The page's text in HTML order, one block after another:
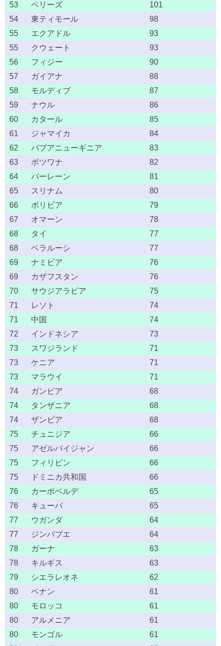
53
ベリーズ
101
54
東ティモール
98
55
エクアドル
93
55
クウェート
93
56
フィジー
90
57
ガイアナ
88
58
モルディブ
87
59
ナウル
86
60
カタール
85
61
ジャマイカ
84
62
パプアニューギニア
83
63
ボツワナ
82
64
バーレーン
81
65
スリナム
80
66
ボリビア
79
67
オマーン
78
68
タイ
77
68
ベラルーシ
77
69
ナミビア
76
69
カザフスタン
76
70
サウジアラビア
75
71
レソト
74
71
中国
74
72
インドネシア
73
73
スワジランド
71
73
ケニア
71
73
マラウイ
71
74
ガンビア
68
74
タンザニア
68
74
ザンビア
68
75
チュニジア
66
75
アゼルバイジャン
66
75
フィリピン
66
75
ドミニカ共和国
66
76
カーボベルデ
65
76
キューバ
65
77
ウガンダ
64
77
ジンバブエ
64
78
ガーナ
63
78
キルギス
63
79
シエラレオネ
62
80
ベナン
61
80
モロッコ
61
80
アルメニア
61
80
モンゴル
61